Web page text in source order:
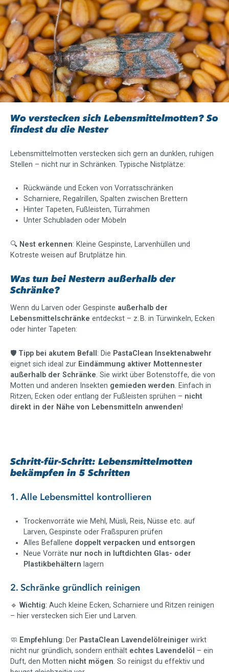
Slider überspringen
Wo verstecken sich Lebensmittelmotten? So
findest du die Nester
Lebensmittelmotten verstecken sich gern an dunklen, ruhigen
Stellen – nicht nur in Schränken. Typische Nistplätze:
Rückwände und Ecken von Vorratsschränken
Scharniere, Regalrillen, Spalten zwischen Brettern
Hinter Tapeten, Fußleisten, Türrahmen
Unter Schubladen oder Möbeln
🔍 Nest erkennen: Kleine Gespinste, Larvenhüllen und
Kotreste weisen auf Brutplätze hin.
Was tun bei Nestern außerhalb der
Schränke?
Wenn du Larven oder Gespinste außerhalb der
Lebensmittelschränke entdeckst – z. B. in Türwinkeln, Ecken
oder hinter Tapeten:
🛡️ Tipp bei akutem Befall : Die PastaClean Insektenabwehr
eignet sich ideal zur Eindämmung aktiver Mottennester
außerhalb der Schränke. Sie wirkt über Botenstoffe, die von
Motten und anderen Insekten gemieden werden. Einfach in
Ritzen, Ecken oder entlang der Fußleisten sprühen – nicht
direkt in der Nähe von Lebensmitteln anwenden!
Schritt-für-Schritt: Lebensmittelmotten
bekämpfen in 5 Schritten
1. Alle Lebensmittel kontrollieren
Trockenvorräte wie Mehl, Müsli, Reis, Nüsse etc. auf
Larven, Gespinste oder Fraßspuren prüfen
Alles Befallene doppelt verpacken und entsorgen
Neue Vorräte nur noch in luftdichten Glas- oder
Plastikbehältern lagern
2. Schränke gründlich reinigen
🔹 Wichtig: Auch kleine Ecken, Scharniere und Ritzen reinigen
– hier verstecken sich Eier und Larven.
🧼 Empfehlung: Der PastaClean Lavendelölreiniger wirkt
nicht nur gründlich, sondern enthält echtes Lavendelöl – ein
Duft, den Motten nicht mögen. So reinigst du effektiv und